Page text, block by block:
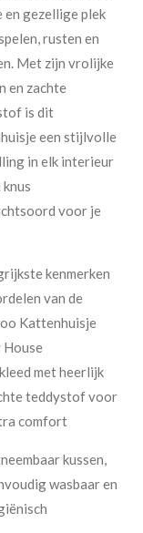
en gezellige plek
rusten en
Met zijn vrolijke
en zachte
is dit
een stijlvolle
in elk interieur
knus
voor je
kenmerken
van de
Kattenhuisje
House
met heerlijk
teddystof voor
comfort
kussen,
wasbaar en